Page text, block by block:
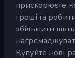
прискорюєте
гроші та
збільшити
Купуйте нові